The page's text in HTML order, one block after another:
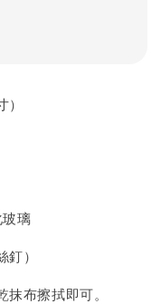
璃
）
布擦拭即可。